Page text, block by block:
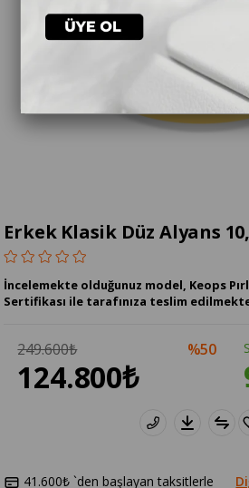
Erkek Klasik Düz Alyans
İncelemekte olduğunuz model, Keops
Sertifikası ile tarafınıza teslim
249.600₺
124.800₺
50
41.600₺ `den başlayan taksitlerle